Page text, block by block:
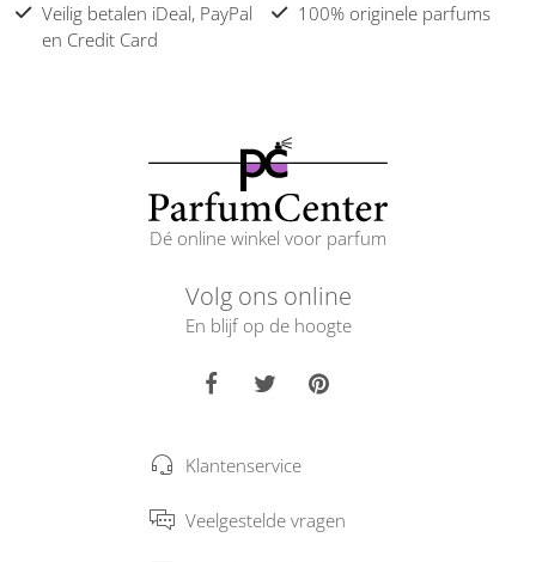
Veilig betalen iDeal, PayPal
en Credit Card
100% originele parfums
Dé online winkel voor parfum
Volg ons online
En blijf op de hoogte
Klantenservice
Veelgestelde vragen